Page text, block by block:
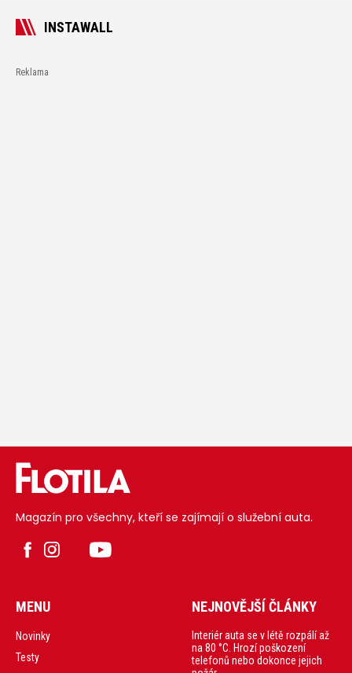
INSTAWALL
Reklama
Magazín pro všechny, kteří se zajímají o služební auta.
MENU
Novinky
Testy
NEJNOVĚJŠÍ ČLÁNKY
Interiér auta se v létě rozpálí až
na 80 °C. Hrozí poškození
telefonů nebo dokonce jejich